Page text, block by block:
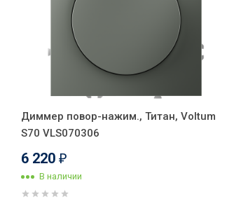
Диммер повор-нажим., Титан, Voltum
S70 VLS070306
6 220 ₽
В наличии